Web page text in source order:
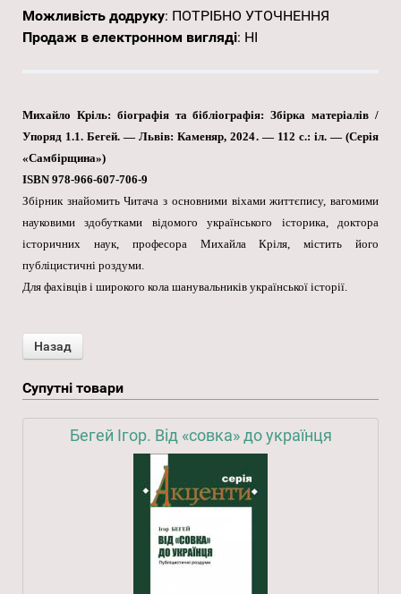
Можливість додруку: ПОТРІБНО УТОЧНЕННЯ
Продаж в електронном вигляді: НІ
Михайло Кріль: біографія та бібліографія: Збірка матеріалів /
Упоряд 1.1. Бегей. — Львів: Каменяр, 2024. — 112 с.: іл. — (Серія
«Самбірщина»)
ISBN 978-966-607-706-9
Збірник знайомить Читача з основними віхами життєпису, вагомими
науковими здобутками відомого українського історика, доктора
історичних наук, професора Михайла Кріля, містить його
публіцистичні роздуми.
Для фахівців і широкого кола шанувальників української історії.
Супутні товари
Бегей Ігор. Від «совка» до українця